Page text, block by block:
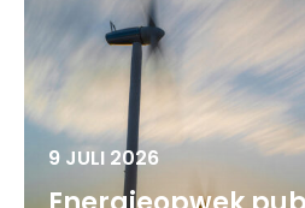
9 JULI 2026